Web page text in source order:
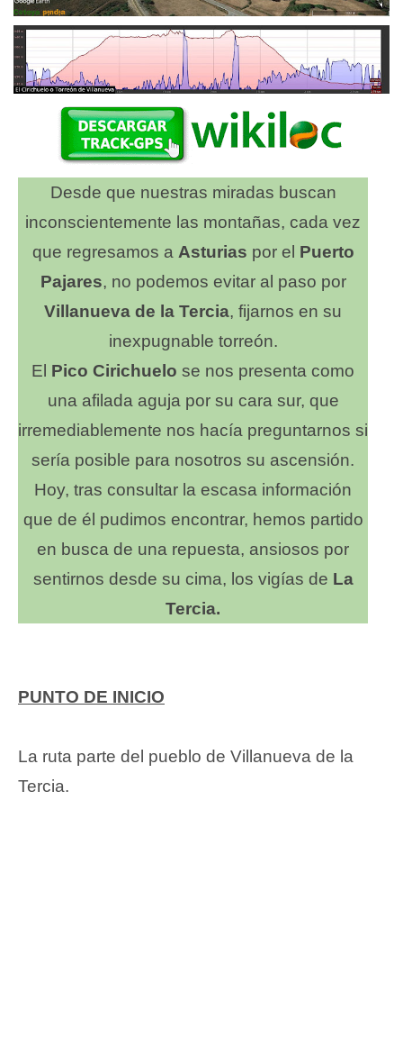
Desde que nuestras miradas buscan
inconscientemente las montañas, cada vez
que regresamos a Asturias por el Puerto
Pajares, no podemos evitar al paso por
Villanueva de la Tercia, fijarnos en su
inexpugnable torreón.
El Pico Cirichuelo se nos presenta como
una afilada aguja por su cara sur, que
irremediablemente nos hacía preguntarnos si
sería posible para nosotros su ascensión.
Hoy, tras consultar la escasa información
que de él pudimos encontrar, hemos partido
en busca de una repuesta, ansiosos por
sentirnos desde su cima, los vigías de La
Tercia.
PUNTO DE INICIO
La ruta parte del pueblo de Villanueva de la
Tercia.